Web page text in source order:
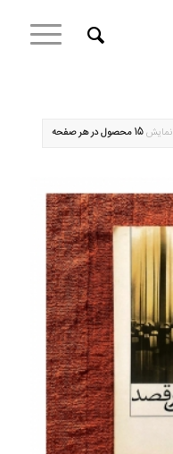
نمایش15 محصول در هر صفحه